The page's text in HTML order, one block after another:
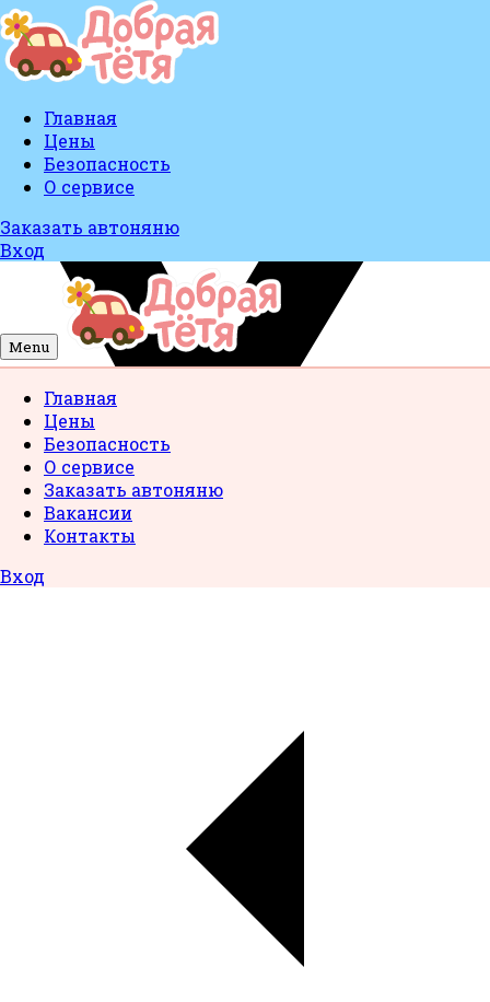
Главная
Цены
Безопасность
О сервисе
Заказать автоняню
Вход
Menu
Главная
Цены
Безопасность
О сервисе
Заказать автоняню
Вакансии
Контакты
Вход